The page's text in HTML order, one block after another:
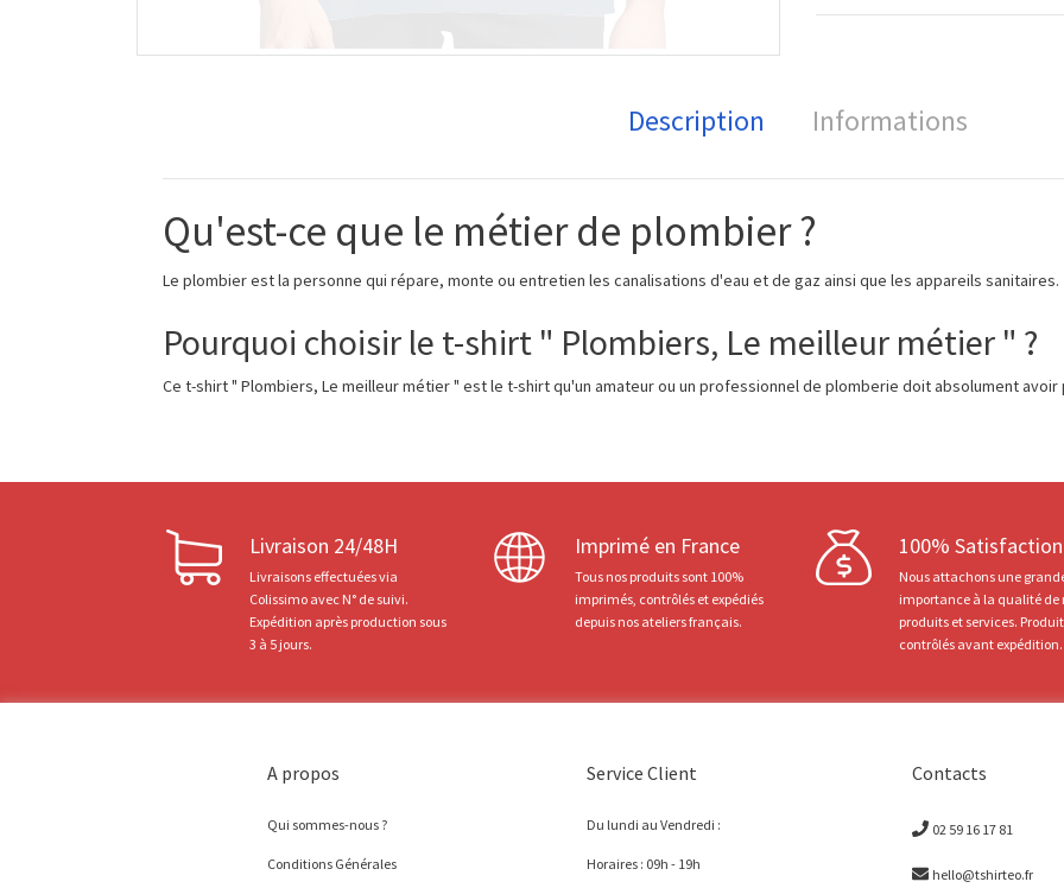
Description Informations
Qu'est-ce que le métier de plombier ?
Le plombier est la personne qui répare, monte ou entretien les canalisations d'eau et de gaz ainsi que les appareils sanitaires.
Pourquoi choisir le t-shirt " Plombiers, Le meilleur métier " ?
Ce t-shirt " Plombiers, Le meilleur métier " est le t-shirt qu'un amateur ou un professionnel de plomberie doit absolument
Livraison 24/48H
Livraisons effectuées via
Colissimo avec N° de suivi.
Expédition après production sous
3 à 5 jours.
Imprimé en France
Tous nos produits sont 100%
imprimés, contrôlés et expédiés
depuis nos ateliers français.
100% Satisfaction
Nous attachons une
importance à la qualité de
produits et services.
contrôlés avant expédition.
A propos
Qui sommes-nous ?
Conditions Générales
Service Client
Du lundi au Vendredi :
Horaires : 09h - 19h
Contacts
02 59 16 17 81
hello@tshirteo.fr